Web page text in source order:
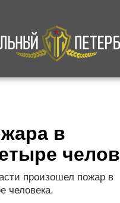
в
произошел пожар в
человека.